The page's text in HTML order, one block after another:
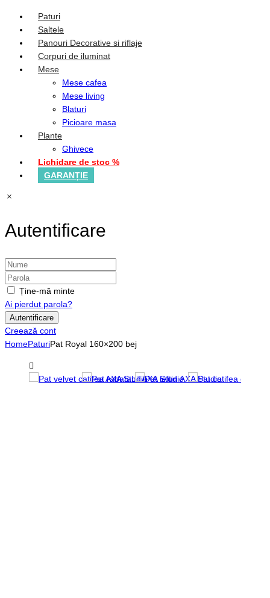
Paturi
Saltele
Panouri Decorative si riflaje
Corpuri de iluminat
Mese
Mese cafea
Mese living
Blaturi
Picioare masa
Plante
Ghivece
Lichidare de stoc %
GARANȚIE
Autentificare
Ține-mă minte
Ai pierdut parola?
Creează cont
HomePaturiPat Royal 160×200 bej